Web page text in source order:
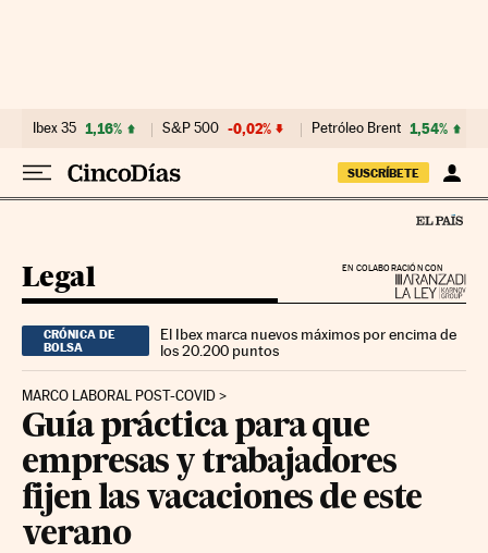
Ibex 35 1,16% S&P 500 -0,02% Petróleo Brent 1,54%
SUSCRÍBETE
EN COLABORACIÓN CON
Legal
CRÓNICA DE
BOLSA
El Ibex marca nuevos máximos por encima de
los 20.200 puntos
MARCO LABORAL POST-COVID
Guía práctica para que
empresas y trabajadores
fijen las vacaciones de este
verano